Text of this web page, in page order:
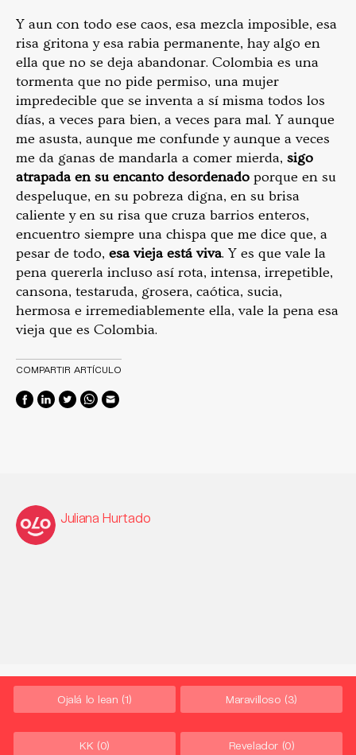
Y aun con todo ese caos, esa mezcla imposible, esa
risa gritona y esa rabia permanente, hay algo en
ella que no se deja abandonar. Colombia es una
tormenta que no pide permiso, una mujer
impredecible que se inventa a sí misma todos los
días, a veces para bien, a veces para mal. Y aunque
me asusta, aunque me confunde y aunque a veces
me da ganas de mandarla a comer mierda, sigo
atrapada en su encanto desordenado porque en su
despeluque, en su pobreza digna, en su brisa
caliente y en su risa que cruza barrios enteros,
encuentro siempre una chispa que me dice que, a
pesar de todo, esa vieja está viva. Y es que vale la
pena quererla incluso así rota, intensa, irrepetible,
cansona, testaruda, grosera, caótica, sucia,
hermosa e irremediablemente ella, vale la pena esa
vieja que es Colombia.
COMPARTIR ARTÍCULO
Juliana Hurtado
Ojalá lo lean (1) Maravilloso (3)
KK (0) Revelador (0)